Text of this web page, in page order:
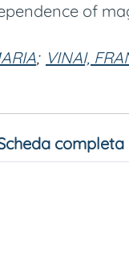
of
; VINAI,
completa